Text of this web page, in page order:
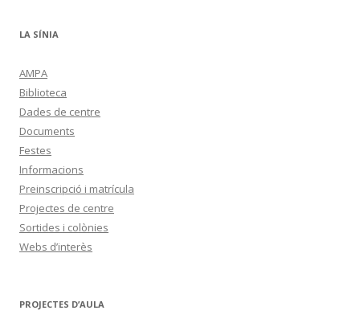
LA SÍNIA
AMPA
Biblioteca
Dades de centre
Documents
Festes
Informacions
Preinscripció i matrícula
Projectes de centre
Sortides i colònies
Webs d’interès
PROJECTES D’AULA